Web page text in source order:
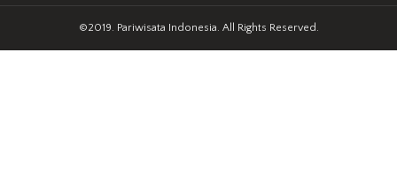
©2019. Pariwisata Indonesia. All Rights Reserved.